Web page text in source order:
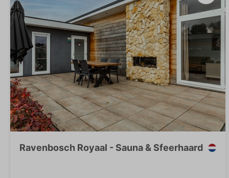
Ravenbosch Royaal - Sauna & Sfeerhaard